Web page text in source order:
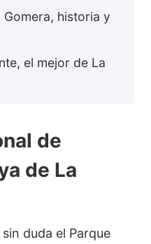
Gomera, historia y
el mejor de La
de
de La
duda el Parque